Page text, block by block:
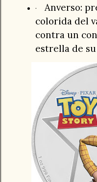
·
Anverso:
colorida del
contra un
estrella de